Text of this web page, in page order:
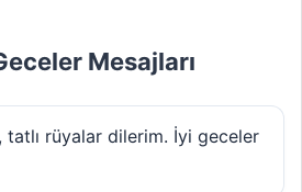
Mesajları
tatlı rüyalar dilerim. İyi geceler